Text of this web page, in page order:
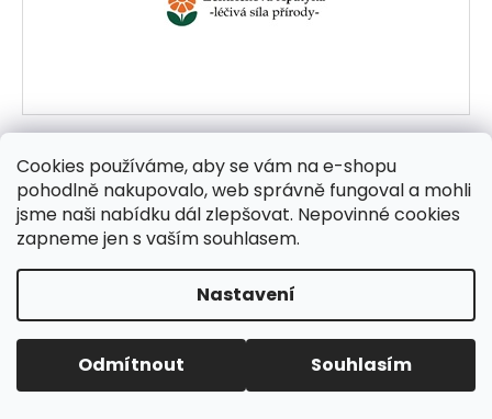
Cookies používáme, aby se vám na e-shopu
pohodlně nakupovalo, web správně fungoval a mohli
jsme naši nabídku dál zlepšovat. Nepovinné cookies
zapneme jen s vaším souhlasem.
Nastavení
Odmítnout Souhlasím